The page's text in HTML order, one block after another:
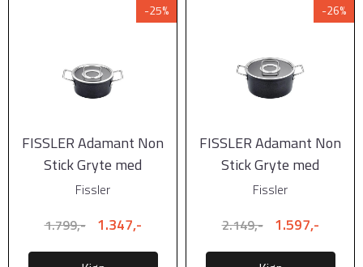
-25%
FISSLER Adamant Non
Stick Gryte med
glasslokk 2,7 liter, ...
Fissler
1.799,- 1.347,-
-26%
FISSLER Adamant Non
Stick Gryte med
glasslokk 4,9 liter, ...
Fissler
2.149,- 1.597,-